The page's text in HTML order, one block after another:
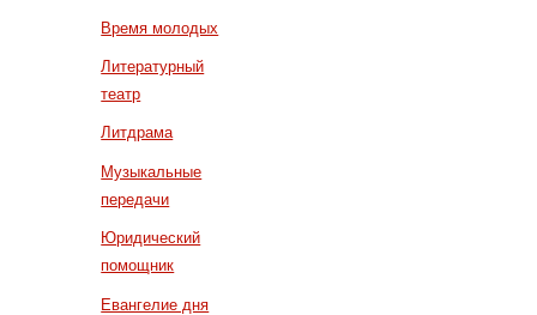
Время молодых
Литературный
театр
Литдрама
Музыкальные
передачи
Юридический
помощник
Евангелие дня